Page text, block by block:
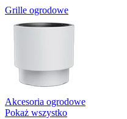
Grille ogrodowe
Akcesoria ogrodowe
Pokaż wszystko